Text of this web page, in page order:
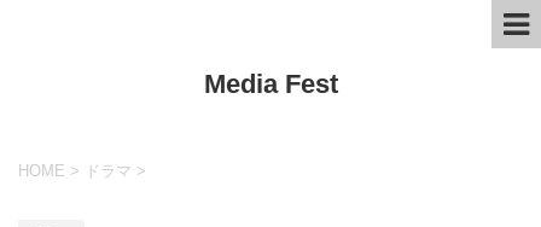
Media Fest
HOME > ドラマ >